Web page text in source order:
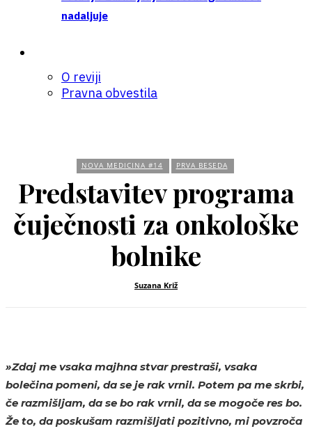
nadaljuje
O reviji
Pravna obvestila
NOVA MEDICINA #14 PRVA BESEDA
Predstavitev programa
čuječnosti za onkološke
bolnike
Suzana Križ
»Zdaj me vsaka majhna stvar prestraši, vsaka
bolečina pomeni, da se je rak vrnil. Potem pa me skrbi,
če razmišljam, da se bo rak vrnil, da se mogoče res bo.
Že to, da poskušam razmišljati pozitivno, mi povzroča